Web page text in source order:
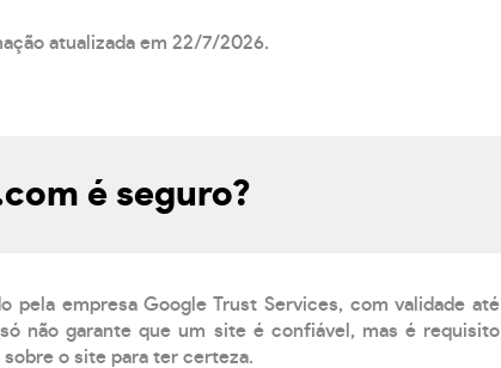
atualizada em 22/7/2026.
é seguro?
pela empresa Google Trust Services, com validade até
não garante que um site é confiável, mas é requisito
o site para ter certeza.